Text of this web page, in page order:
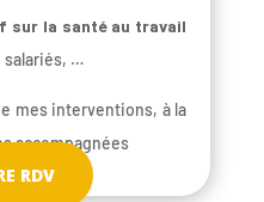
sur la santé au travail
salariés, …
mes interventions, à la
accompagnées
RDV